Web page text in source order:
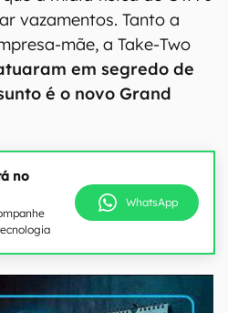
vazamentos. Tanto a
mãe, a Take-Two
em segredo de
é o novo Grand
no
WhatsApp